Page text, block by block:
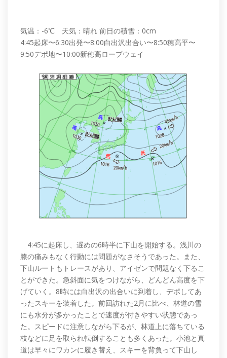
気温：-6℃ 天気：晴れ 前日の積雪：0cm
4:45起床〜6:30出発〜8:00白出沢出合い〜8:50穂高平〜
9:50デポ地〜10:00新穂高ロープウェイ
4:45に起床し、遅めの6時半に下山を開始する。浅川の
膝の痛みもなく行動には問題がなさそうであった。また、
下山ルートもトレースがあり、アイゼンで問題なく下るこ
とができた。急斜面に気をつけながら、どんどん高度を下
げていく。8時には白出沢の出合いに到着し、デポしてあ
ったスキーを装着した。前回訪れた2月に比べ、林道の雪
にも水分が多かったことで速度が付きやすい状態であっ
た。スピードに注意しながら下るが、林道上に落ちている
枝などに足を取られ転倒することも多くあった。小池と真
道は早々にワカンに履き替え、スキーを背負って下山し